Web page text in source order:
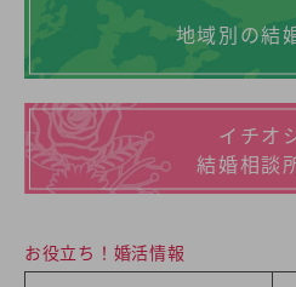
地域別の結
イチオ
結婚相談
お役立ち！婚活情報